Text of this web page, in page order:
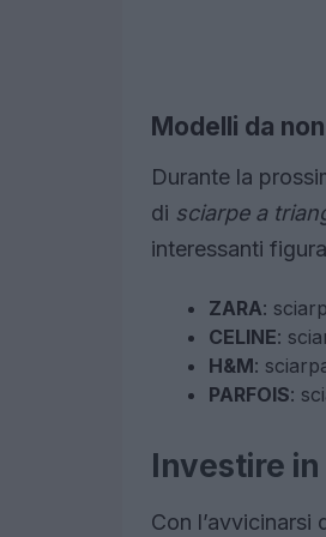
Modelli da
Durante la
di sciarpe a
interessanti
ZARA:
CELINE:
H&M:
PARFOIS:
Investire
Con l’avvicinarsi